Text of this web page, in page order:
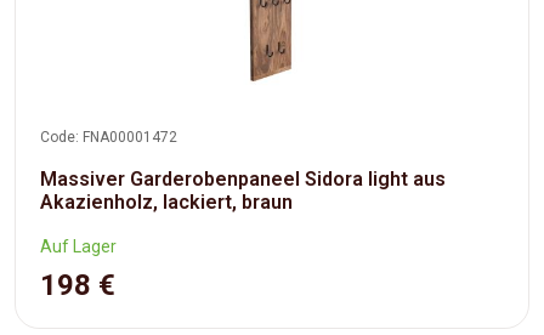
Code: FNA00001472
Massiver Garderobenpaneel Sidora light aus
Akazienholz, lackiert, braun
Auf Lager
198 €